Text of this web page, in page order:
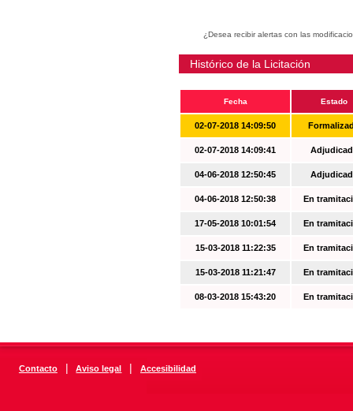
¿Desea recibir alertas con las
Histórico de la Licitación
Fecha Estado
02-07-2018 14:09:50
02-07-2018 14:09:41
04-06-2018 12:50:45
04-06-2018 12:50:38 En
17-05-2018 10:01:54 En
15-03-2018 11:22:35 En
15-03-2018 11:21:47 En
08-03-2018 15:43:20 En
Contacto | Aviso legal | Accesibilidad